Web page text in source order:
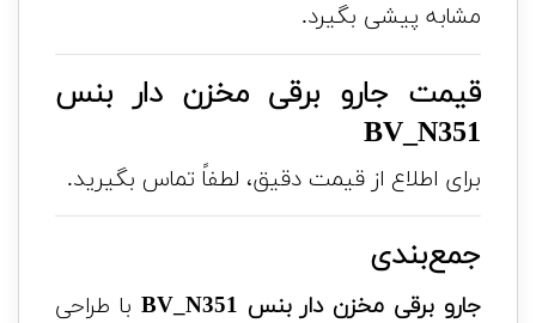
مشابه پیشی بگیرد.
قیمت جارو برقی مخزن دار بنس
BV_N351
برای اطلاع از قیمت دقیق، لطفاً تماس بگیرید.
جمع‌بندی
جارو برقی مخزن دار بنس BV_N351
با طراحی